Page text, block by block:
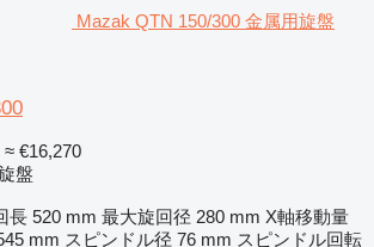
Mazak QTN 150/300 金属用旋盤
≈ €16,270
盤
長 520 mm 最大旋回径 280 mm X軸移動量
mm スピンドル径 76 mm スピンドル回転